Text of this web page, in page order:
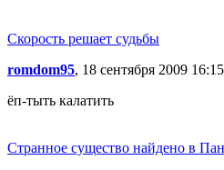
Скорость решает судьбы
romdom95, 18 сентября 2009 16:15
ёп-тыть калатить
Странное существо найдено в